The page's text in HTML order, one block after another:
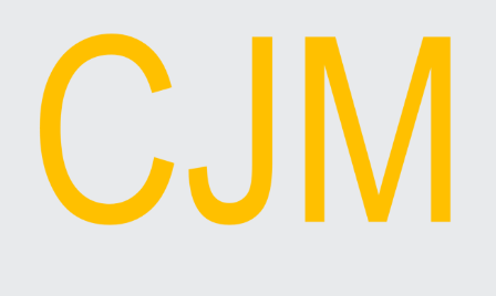
场景智能
全书目录
案例集
调查报告
2021年调查报告
2020年调查报告
体验专栏
体验词典